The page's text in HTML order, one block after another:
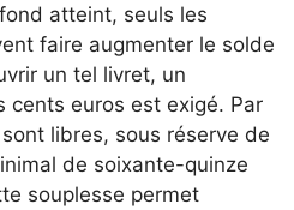
atteint, seuls les
faire augmenter le solde
un tel livret, un
cents euros est exigé. Par
libres, sous réserve de
de soixante-quinze
souplesse permet